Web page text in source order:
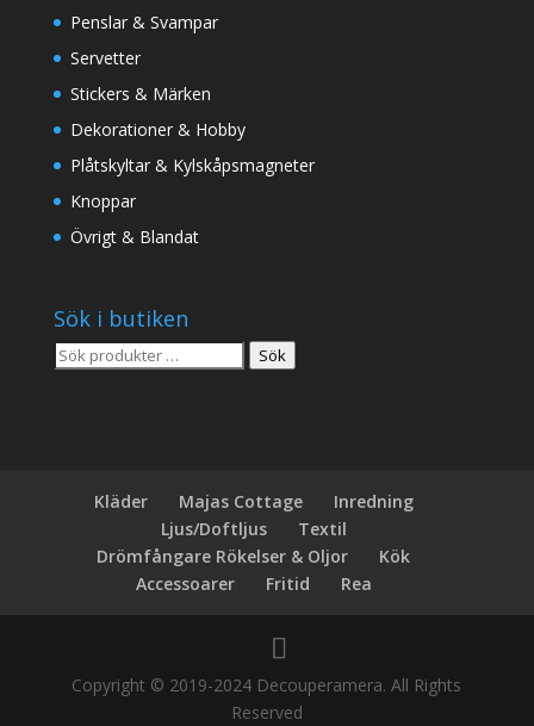
Penslar & Svampar
Servetter
Stickers & Märken
Dekorationer & Hobby
Plåtskyltar & Kylskåpsmagneter
Knoppar
Övrigt & Blandat
Sök i butiken
Sök
Sök
Kläder Majas Cottage
Inredning
Ljus/Doftljus
Textil
Drömfångare Rökelser & Oljor
Kök
Accessoarer
Fritid Rea
Copyright © 2019-2024 Decouperamera. All Rights
Reserved